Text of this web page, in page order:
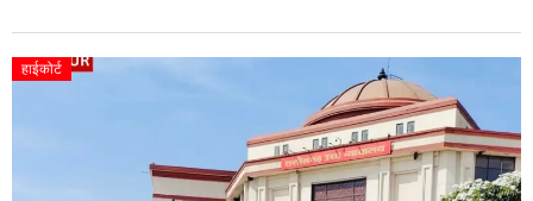
हाईकोर्ट